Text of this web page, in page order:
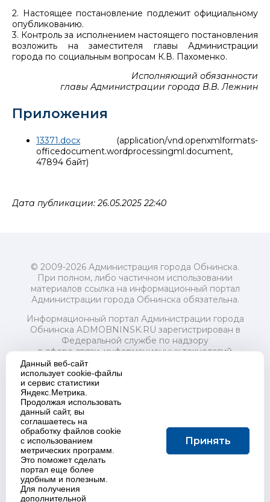
2. Настоящее постановление подлежит официальному
опубликованию.
3. Контроль за исполнением настоящего постановления
возложить на заместителя главы Администрации
города по социальным вопросам К.В. Пахоменко.
Исполняющий обязанности
главы Администрации города В.В. Лежнин
Приложения
13371.docx (application/vnd.openxmlformats-
officedocument.wordprocessingml.document,
47894 байт)
Дата публикации: 26.05.2025 22:40
© 2009-2026 Администрация города Обнинска.
При полном, либо частичном использовании
материалов ссылка на информационный портал
Администрации города Обнинска обязательна.
Информационный портал Администрации города
Обнинска ADMOBNINSK.RU зарегистрирован в
Федеральной службе по надзору
в сфере связи, информационных технологий
и массовых коммуникаций (Роскомнадзор) 24 июля
2018 года.
Свидетельство о регистрации Эл № ФС77-73321
Учредитель: Администрация (исполнительно-
распорядительный орган) городского округа "Город
Обнинск". Главный редактор: Байкова Е.А.
Адрес электронной почты Редакции:
redactor@admobninsk.ru
Телефон Редакции: +7 (484) 395-85-85
Настоящий ресурс содержит материалы 18+
Политика в отношении обработки персональных
Данный веб-сайт
использует cookie-файлы
и сервис статистики
Яндекс.Метрика.
Продолжая использовать
данный сайт, вы
соглашаетесь на
обработку файлов cookie
с использованием
метрических программ.
Это поможет сделать
портал еще более
удобным и полезным.
Для получения
дополнительной
Принять